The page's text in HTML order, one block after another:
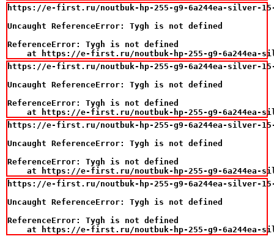
https://e-first.ru/noutbuk-hp-255-g9-6a244ea-silver-15-
Uncaught ReferenceError: Tygh is not defined
ReferenceError: Tygh is not defined
at https://e-first.ru/noutbuk-hp-255-g9-6a244ea-
https://e-first.ru/noutbuk-hp-255-g9-6a244ea-silver-15-
Uncaught ReferenceError: Tygh is not defined
ReferenceError: Tygh is not defined
at https://e-first.ru/noutbuk-hp-255-g9-6a244ea-
https://e-first.ru/noutbuk-hp-255-g9-6a244ea-silver-15-
Uncaught ReferenceError: Tygh is not defined
ReferenceError: Tygh is not defined
at https://e-first.ru/noutbuk-hp-255-g9-6a244ea-
https://e-first.ru/noutbuk-hp-255-g9-6a244ea-silver-15-
Uncaught ReferenceError: Tygh is not defined
ReferenceError: Tygh is not defined
at https://e-first.ru/noutbuk-hp-255-g9-6a244ea-